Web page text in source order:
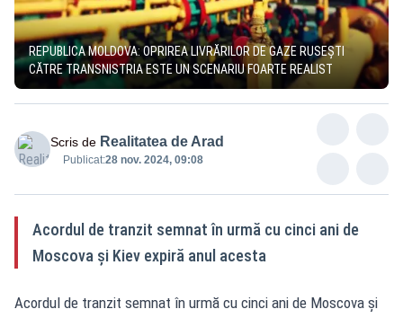
REPUBLICA MOLDOVA: OPRIREA LIVRĂRILOR DE GAZE RUSEŞTI
CĂTRE TRANSNISTRIA ESTE UN SCENARIU FOARTE REALIST
Scris de Realitatea de Arad
Publicat:28 nov. 2024, 09:08
Acordul de tranzit semnat în urmă cu cinci ani de
Moscova și Kiev expiră anul acesta
Acordul de tranzit semnat în urmă cu cinci ani de Moscova și